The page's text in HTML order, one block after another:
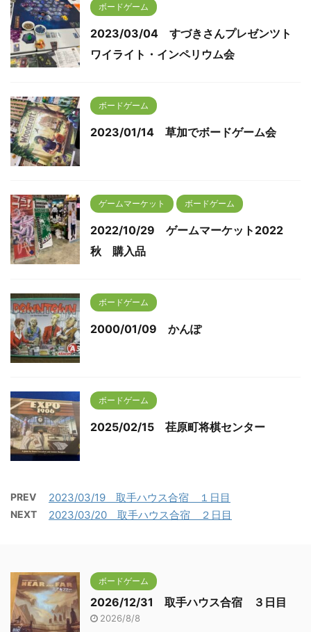
ボードゲーム
2023/03/04 すづきさんプレゼンツト
ワイライト・インペリウム会
ボードゲーム
2023/01/14 草加でボードゲーム会
ゲームマーケット ボードゲーム
2022/10/29 ゲームマーケット2022
秋 購入品
ボードゲーム
2000/01/09 かんぽ
ボードゲーム
2025/02/15 荏原町将棋センター
PREV 2023/03/19 取手ハウス合宿 １日目
NEXT 2023/03/20 取手ハウス合宿 ２日目
ボードゲーム
2026/12/31 取手ハウス合宿 ３日目
2026/8/8